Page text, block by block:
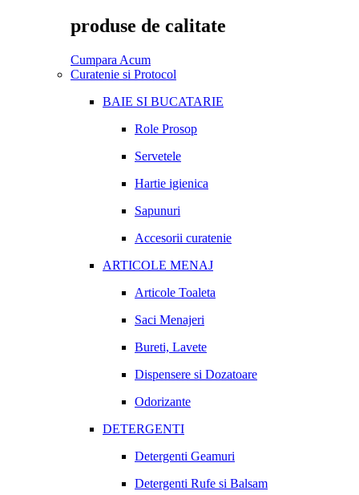
produse de calitate
Cumpara Acum
Curatenie si Protocol
BAIE SI BUCATARIE
Role Prosop
Servetele
Hartie igienica
Sapunuri
Accesorii curatenie
ARTICOLE MENAJ
Articole Toaleta
Saci Menajeri
Bureti, Lavete
Dispensere si Dozatoare
Odorizante
DETERGENTI
Detergenti Geamuri
Detergenti Rufe si Balsam